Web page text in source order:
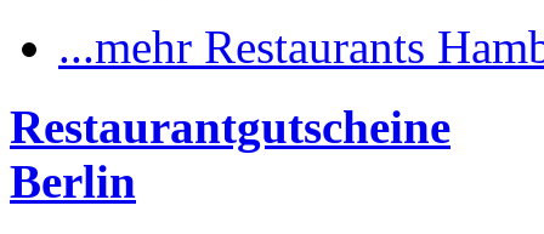
...mehr Restaurants
Restaurantgutscheine
Berlin